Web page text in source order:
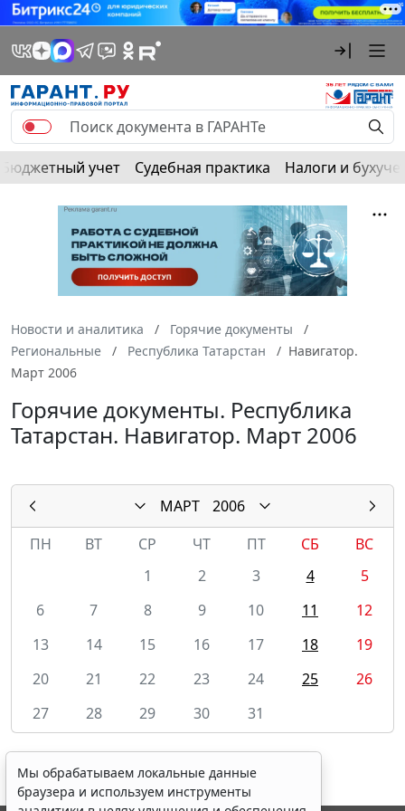
Бюджетный учет Судебная практика Налоги и
Новости и аналитика
Горячие документы
Региональные
Республика Татарстан
Навигатор.
Март 2006
Горячие документы. Республика
Татарстан. Навигатор. Март 2006
МАРТ
2006
ПН
ВТ СР ЧТ ПТ СБ
ВС
1
2 3 4
5
6
7 8 9 10 11
12
13
14 15 16 17 18
19
20
21 22 23 24 25
26
27
28 29 30 31
Мы обрабатываем локальные данные
браузера и используем инструменты